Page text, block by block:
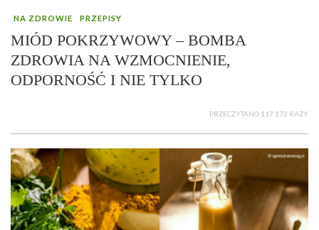
NA ZDROWIE PRZEPISY
MIÓD POKRZYWOWY – BOMBA
ZDROWIA NA WZMOCNIENIE,
ODPORNOŚĆ I NIE TYLKO
PRZECZYTANO 117 172 RAZY